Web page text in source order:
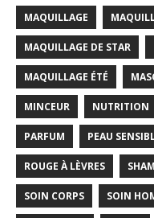
MAQUILLAGE
MAQUILLAGE DE STAR
MAQUILLAGE ÉTÉ
MINCEUR NUTRITION
PARFUM PEAU
ROUGE À LÈVRES
SOIN CORPS SOIN